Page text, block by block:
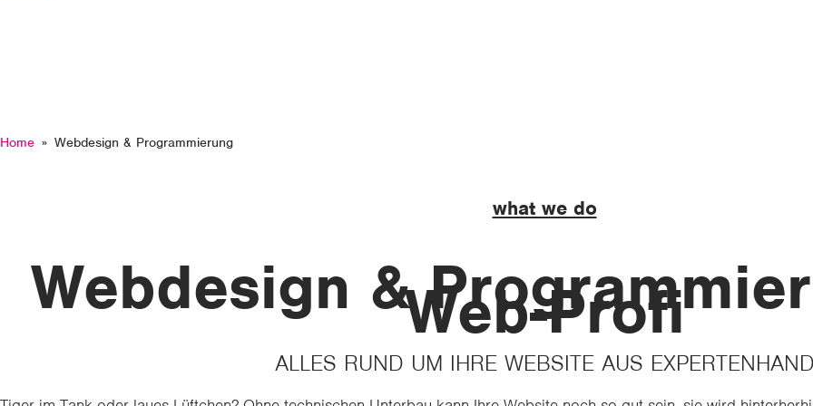
Home Webdesign & Programmierung
what we do
Webdesign &Web-Profi
ALLES RUND UM IHRE WEBSITE AUS EXPERTENHAND